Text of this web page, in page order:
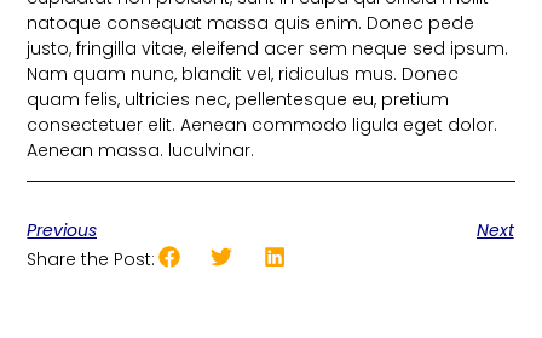
natoque consequat massa quis enim. Donec pede
justo, fringilla vitae, eleifend acer sem neque sed ipsum.
Nam quam nunc, blandit vel, ridiculus mus. Donec
quam felis, ultricies nec, pellentesque eu, pretium
consectetuer elit. Aenean commodo ligula eget dolor.
Aenean massa. luculvinar.
Previous
Next
Share the Post: